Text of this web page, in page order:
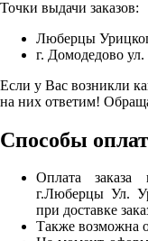
Точки выдачи заказов:
Люберцы
г. Домодедово ул.
Если у Вас возникли
на них ответим!
Способы
Оплата заказа
г.Люберцы Ул.
при доставке
Также возможна